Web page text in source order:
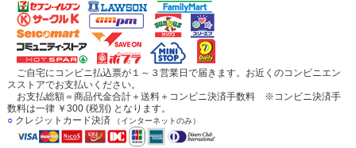
ご自宅にコンビニ払込票が１～３営業日で届きます。お近くのコンビニエン
スストアでお支払いください。
お支払総額＝商品代金合計＋送料＋コンビニ決済手数料 ※コンビニ決済手
数料は一律 ￥300 (税別) となります。
○クレジットカード決済 （インターネットのみ）